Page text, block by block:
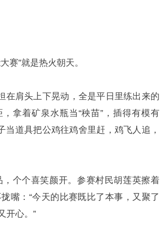
赛”就是热火朝天。
在肩头上下晃动，全是平日里练出来的
拿着矿泉水瓶当“秧苗”，插得有模有
道具把公鸡往鸡舍里赶，鸡飞人追，
个个喜笑颜开。参赛村民胡莲英擦着
嘴：“今天的比赛既比了本事，又聚了
开心。”